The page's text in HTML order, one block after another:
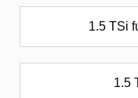
1.5 TSi
1.5